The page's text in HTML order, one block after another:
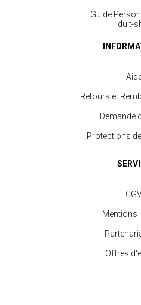
Guide
du t-
Retours et
Demande
Protections
Mentions
Offres